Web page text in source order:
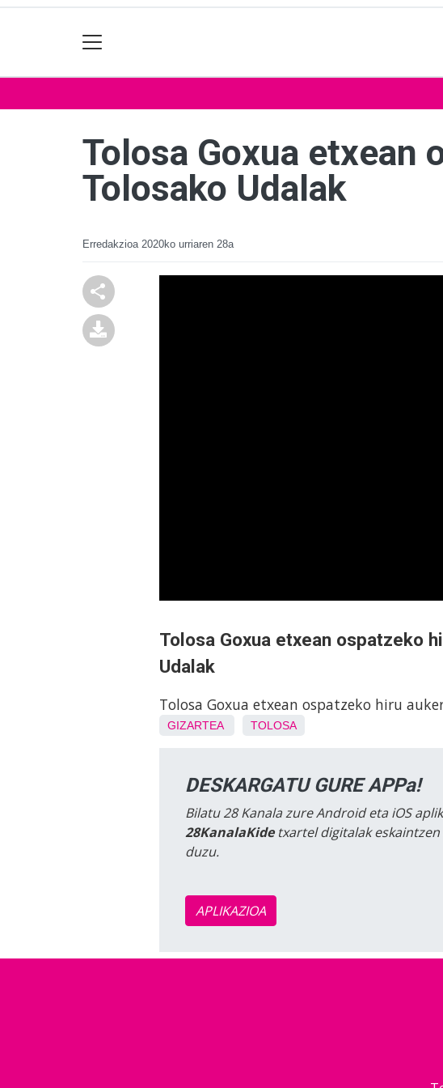
Tolosa Goxua etxean
Tolosako Udalak
Erredakzioa 2020ko urriaren 28a
Tolosa Goxua etxean ospatzeko
Udalak
Tolosa Goxua etxean ospatzeko hiru
GIZARTEA TOLOSA
DESKARGATU GURE APPa!
Bilatu 28 Kanala zure Android eta iOS
28KanalaKidetxartel digitalak
duzu.
APLIKAZIOA